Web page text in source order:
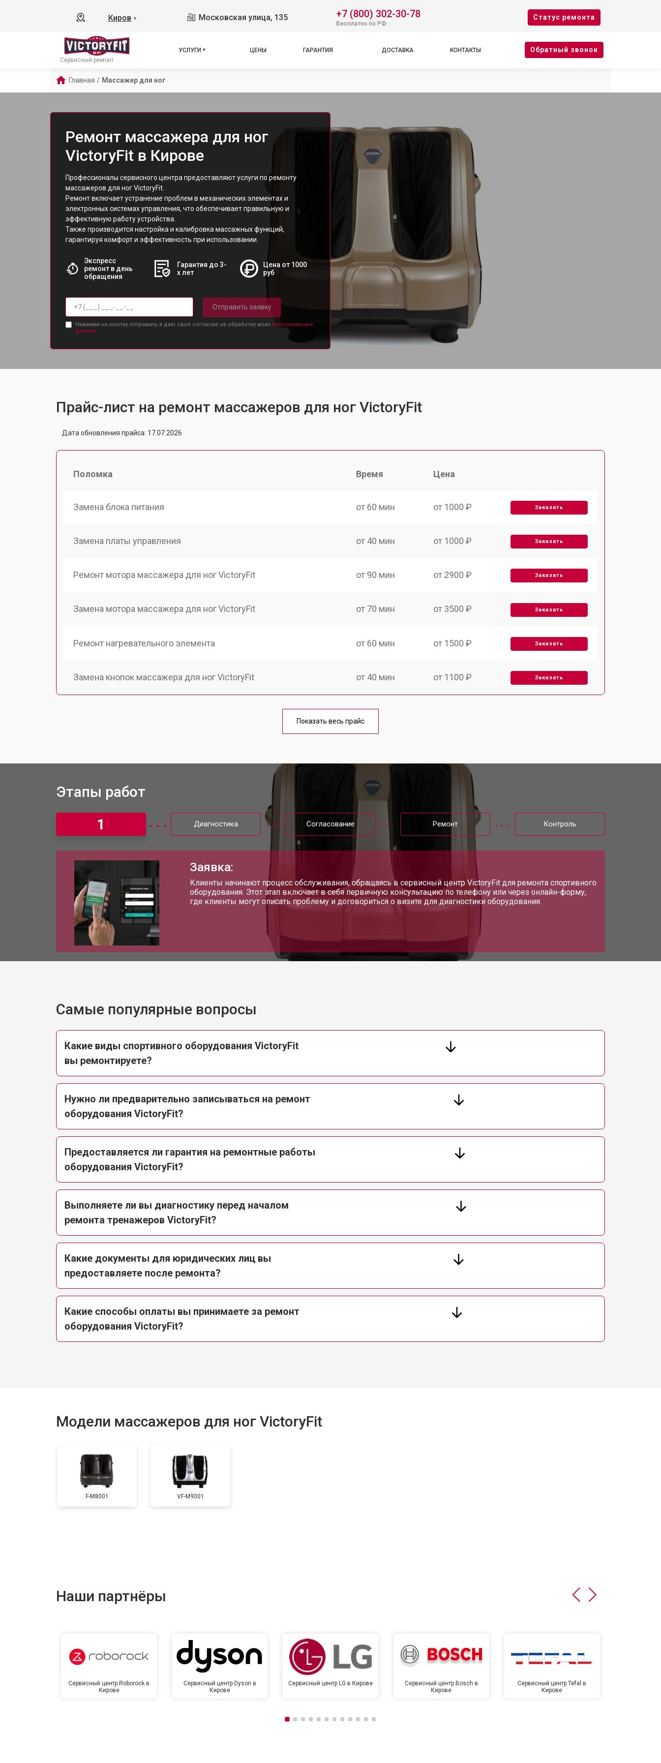
Киров ▼ Московская улица, 135 +7 (800) 302-30-78
Бесплатно по РФ
Cтатус ремонта
Сервисный ремонт
УСЛУГИ ЦЕНЫ ГАРАНТИЯ ДОСТАВКА КОНТАКТЫ Oбратный звонок
Главная / Массажер для ног
Ремонт массажера для ног
VictoryFit в Кирове
Профессионалы сервисного центра предоставляют услуги по ремонту
массажеров для ног VictoryFit.
Ремонт включает устранение проблем в механических элементах и
электронных системах управления, что обеспечивает правильную и
эффективную работу устройства.
Также производится настройка и калибровка массажных функций,
гарантируя комфорт и эффективность при использовании.
Экспресс
ремонт в день
обращения
Гарантия до 3-
х лет
Цена от 1000
руб
Отправить заявку
Нажимая на кнопку отправить я даю свое согласие на обработку моих персональных
данных.
Прайс-лист на ремонт массажеров для ног VictoryFit
Дата обновления прайса: 17.07.2026
Поломка Время Цена
Замена блока питания от 60 мин от 1000 ₽ Заказать
Замена платы управления от 40 мин от 1000 ₽ Заказать
Ремонт мотора массажера для ног VictoryFit от 90 мин от 2900 ₽ Заказать
Замена мотора массажера для ног VictoryFit от 70 мин от 3500 ₽ Заказать
Ремонт нагревательного элемента от 60 мин от 1500 ₽ Заказать
Замена кнопок массажера для ног VictoryFit от 40 мин от 1100 ₽ Заказать
от 80 мин
Показать весь прайс
Этапы работ
1
Диагностика Согласование Ремонт Контроль
Заявка:
Клиенты начинают процесс обслуживания, обращаясь в сервисный центр VictoryFit для ремонта спортивного
оборудования. Этот этап включает в себя первичную консультацию по телефону или через онлайн-форму,
где клиенты могут описать проблему и договориться о визите для диагностики оборудования.
Самые популярные вопросы
Какие виды спортивного оборудования VictoryFit
вы ремонтируете?
Нужно ли предварительно записываться на ремонт
оборудования VictoryFit?
Предоставляется ли гарантия на ремонтные работы
оборудования VictoryFit?
Выполняете ли вы диагностику перед началом
ремонта тренажеров VictoryFit?
Какие документы для юридических лиц вы
предоставляете после ремонта?
Какие способы оплаты вы принимаете за ремонт
оборудования VictoryFit?
Модели массажеров для ног VictoryFit
F-M8001 VF-M9001
Наши партнёры
Сервисный центр Roborock в
Кирове
Сервисный центр Dyson в
Кирове
Сервисный центр LG в Кирове
Сервисный центр Bosch в
Кирове
Сервисный центр Tefal в
Кирове